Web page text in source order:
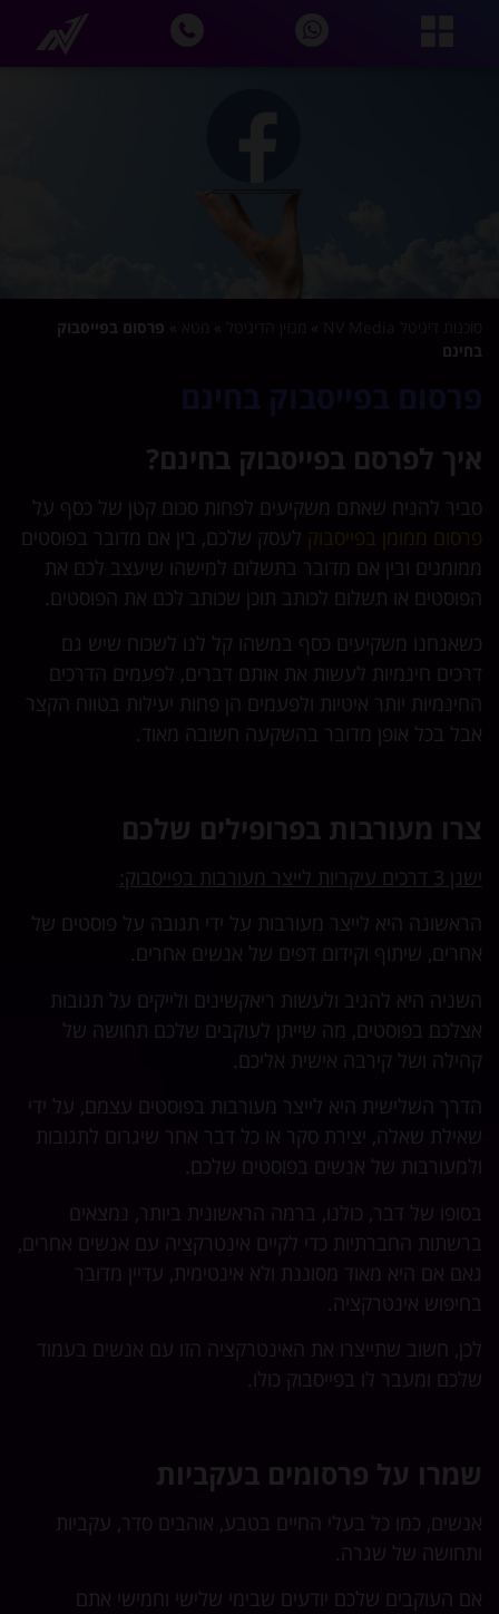
»
»
» פרסום בפייסבוק
בחינם
איך לפרסם בפייסבוק בחינם?
סביר להניח שאתם משקיעים לפחות סכום קטן של כסף על
פרסום ממומן בפייסבוק לעסק שלכם, בין אם מדובר בפוסטים
ממומנים ובין אם מדובר בתשלום למישהו שיעצב לכם את
הפוסטים או תשלום לכותב תוכן שכותב לכם את הפוסטים.
כשאנחנו משקיעים כסף במשהו קל לנו לשכוח שיש גם
דרכים חינמיות לעשות את אותם דברים, לפעמים הדרכים
החינמיות יותר איטיות ולפעמים הן פחות יעילות בטווח הקצר
אבל בכל אופן מדובר בהשקעה חשובה מאוד.
צרו מעורבות בפרופילים שלכם
ישנן 3 דרכים עיקריות לייצר מעורבות בפייסבוק:
הראשונה היא לייצר מעורבות על ידי תגובה על פוסטים של
אחרים, שיתוף וקידום דפים של אנשים אחרים.
השניה היא להגיב ולעשות ריאקשינים ולייקים על תגובות
אצלכם בפוסטים, מה שייתן לעוקבים שלכם תחושה של
קהילה ושל קירבה אישית אליכם.
הדרך השלישית היא לייצר מעורבות בפוסטים עצמם, על ידי
שאילת שאלה, יצירת סקר או כל דבר אחר שיגרום לתגובות
ולמעורבות של אנשים בפוסטים שלכם.
בסופו של דבר, כולנו, ברמה הראשונית ביותר, נמצאים
ברשתות החברתיות כדי לקיים אינטרקציה עם אנשים אחרים,
גאם אם היא מאוד מסוננת ולא אינטימית, עדיין מדובר
בחיפוש אינטרקציה.
לכן, חשוב שתייצרו את האינטרקציה הזו עם אנשים בעמוד
שלכם ומעבר לו בפייסבוק כולו.
שמרו על פרסומים בעקביות
אנשים, כמו כל בעלי החיים בטבע, אוהבים סדר, עקביות
ותחושה של שגרה.
אם העוקבים שלכם יודעים שבימי שלישי וחמישי אתם